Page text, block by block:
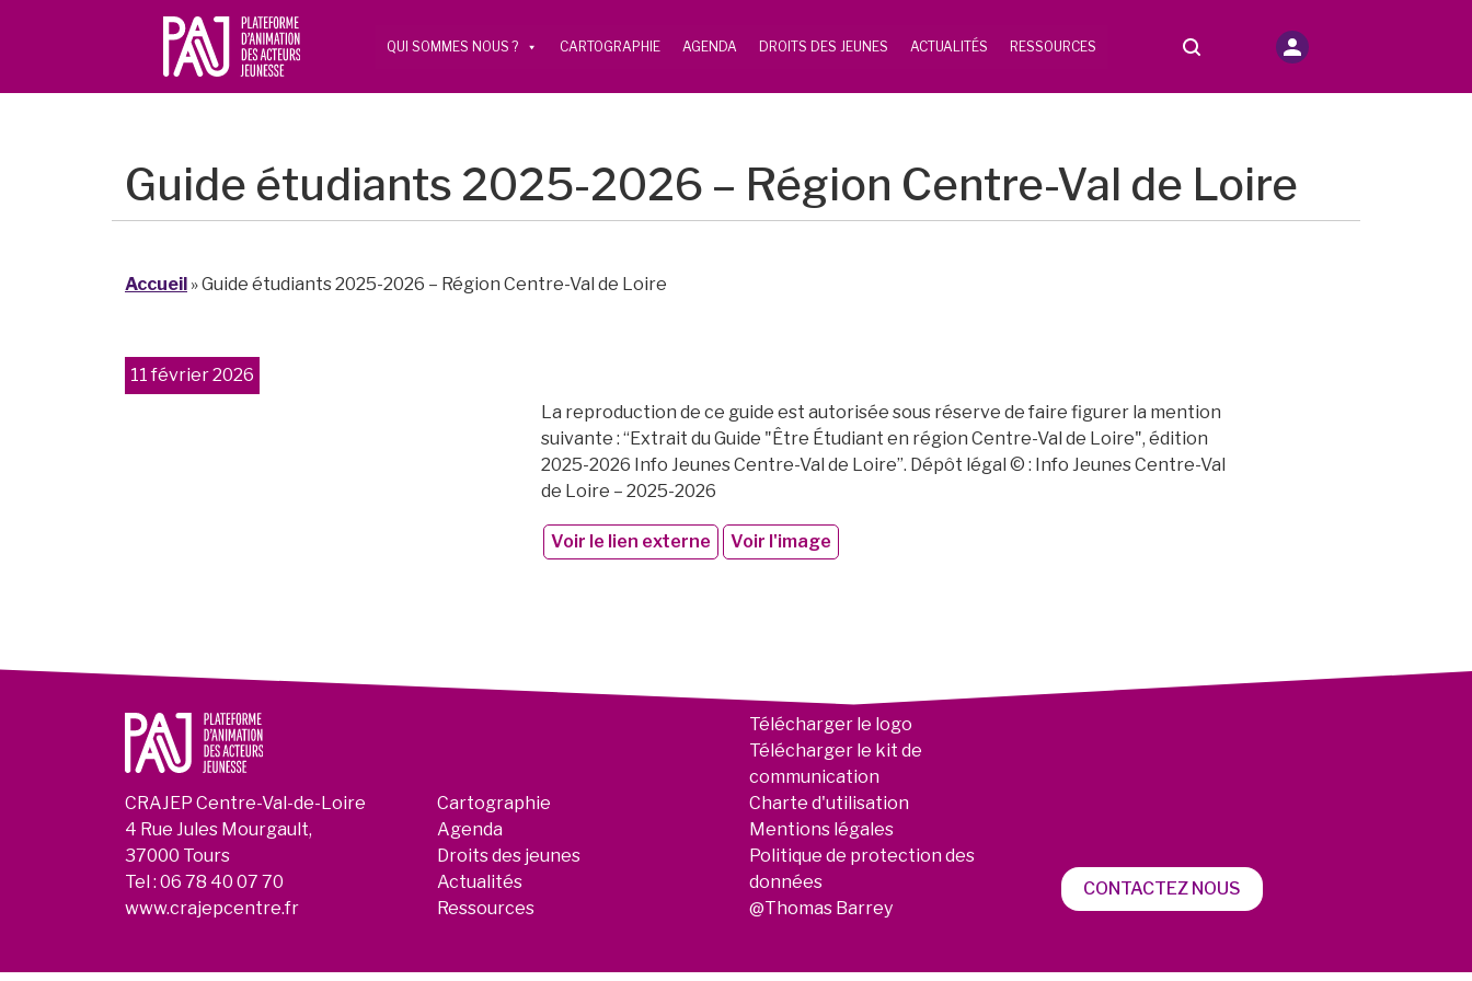
QUI SOMMES NOUS ? CARTOGRAPHIE AGENDA DROITS DES JEUNES ACTUALITÉS RESSOURCES
Guide étudiants 2025-2026 – Région Centre-Val de Loire
Accueil »Guide étudiants 2025-2026 – Région Centre-Val de Loire
11 février 2026
La reproduction de ce guide est autorisée sous réserve de faire figurer la mention
suivante : “Extrait du Guide "Être Étudiant en région Centre-Val de Loire", édition
2025-2026 Info Jeunes Centre-Val de Loire”. Dépôt légal © : Info Jeunes Centre-Val
de Loire – 2025-2026
Voir le lien externe Voir l'image
CRAJEP Centre-Val-de-Loire
4 Rue Jules Mourgault,
37000 Tours
Tel : 06 78 40 07 70
www.crajepcentre.fr
Cartographie
Agenda
Droits des jeunes
Actualités
Ressources
Télécharger le logo
Télécharger le kit de
communication
Charte d'utilisation
Mentions légales
Politique de protection des
données
@Thomas Barrey
CONTACTEZ NOUS